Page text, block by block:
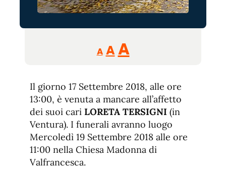
A
Reducir
tamaño
A Restablecer
de
fuente
AAumentar
de
fuente.
Il giorno 17 Settembre 2018, alle ore
13:00, è venuta a mancare all’affetto
dei suoi cari LORETA TERSIGNI (in
Ventura). I funerali avranno luogo
Mercoledì 19 Settembre 2018 alle ore
11:00 nella Chiesa Madonna di
Valfrancesca.